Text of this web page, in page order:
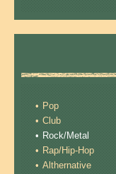
Pop
Club
Rock/Metal
Rap/Hip-Hop
Althernative